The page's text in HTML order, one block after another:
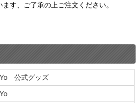
す、ご了承の上ご注文ください。
公式グッズ